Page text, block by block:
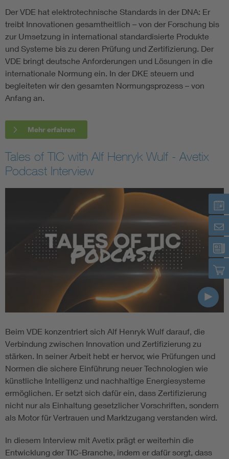
Der VDE hat elektrotechnische Standards in der DNA: Er
treibt Innovationen gesamtheitlich – von der Forschung bis
zur Umsetzung in international standardisierte Produkte
und Systeme bis zu deren Prüfung und Zertifizierung. Der
VDE bringt deutsche Anforderungen und Lösungen in die
internationale Normung ein. In der DKE steuern und
begleiteten wir den gesamten Normungsprozess – von
Anfang an.
Mehr erfahren
Tales of TIC with Alf Henryk Wulf - Avetix
Podcast Interview
Beim VDE konzentriert sich Alf Henryk Wulf darauf, die
Verbindung zwischen Innovation und Zertifizierung zu
stärken. In seiner Arbeit hebt er hervor, wie Prüfungen und
Normen die sichere Einführung neuer Technologien wie
künstliche Intelligenz und nachhaltige Energiesysteme
ermöglichen. Er setzt sich dafür ein, dass Zertifizierung
nicht nur als Einhaltung gesetzlicher Vorschriften, sondern
als Motor für Vertrauen und Marktzugang verstanden wird.
In diesem Interview mit Avetix prägt er weiterhin die
Entwicklung der TIC-Branche, indem er dafür sorgt, dass